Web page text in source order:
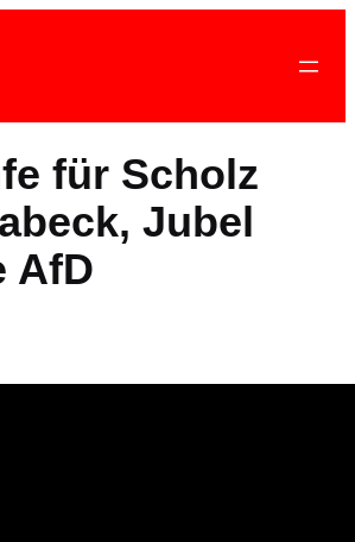
für Scholz
Jubel
AfD